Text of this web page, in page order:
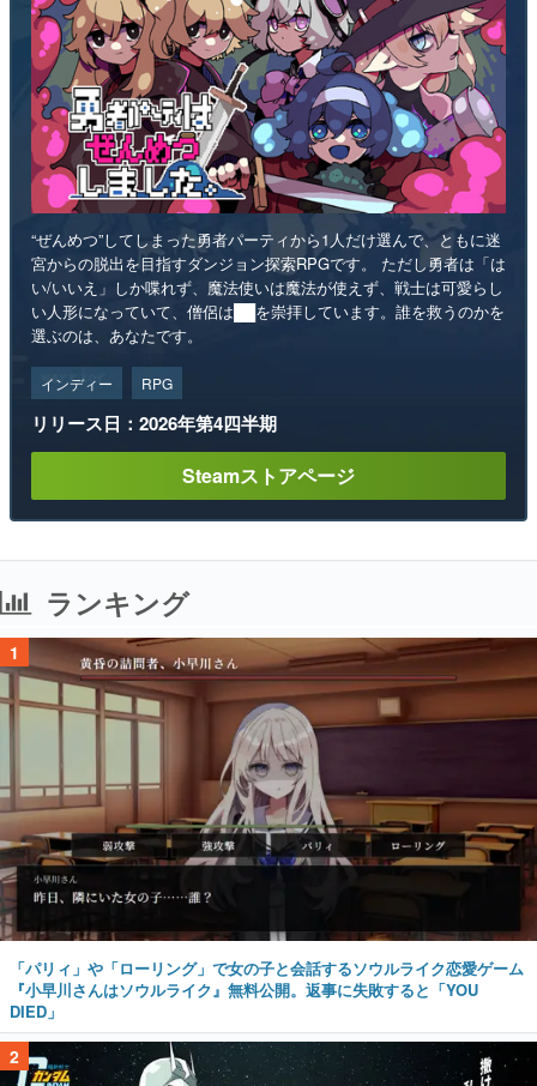
“ぜんめつ”してしまった勇者パーティから1人だけ選んで、ともに迷
宮からの脱出を目指すダンジョン探索RPGです。 ただし勇者は「は
い/いいえ」しか喋れず、魔法使いは魔法が使えず、戦士は可愛らし
い人形になっていて、僧侶は██を崇拝しています。誰を救うのかを
選ぶのは、あなたです。
インディー RPG
リリース日：2026年第4四半期
Steamストアページ
ランキング
1
「パリィ」や「ローリング」で女の子と会話するソウルライク恋愛ゲーム
『小早川さんはソウルライク』無料公開。返事に失敗すると「YOU
DIED」
2